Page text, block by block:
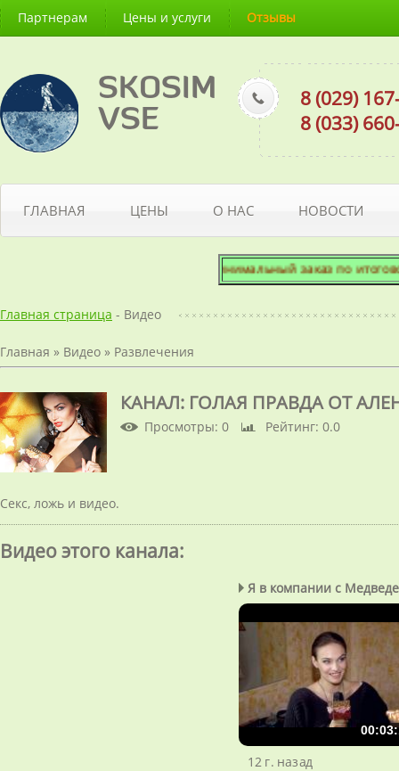
Партнерам Цены и услуги Отзывы
SKOSIM
VSE
8 (029)
8 (033)
ГЛАВНАЯ ЦЕНЫ О НАС НОВОСТИ
Минимальный заказ по итоговой
Главная страница - Видео
Главная » Видео » Развлечения
КАНАЛ: ГОЛАЯ ПРАВДА ОТ
Просмотры: 0 Рейтинг: 0.0
Секс, ложь и видео.
Видео этого канала:
Я в компании с
12 г. назад